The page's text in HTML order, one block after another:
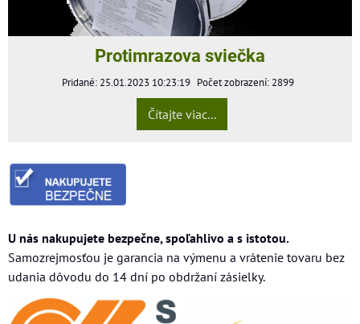
Protimrazova sviečka
Pridané: 25.01.2023 10:23:19 Počet zobrazení: 2899
Čítajte viac...
U nás nakupujete bezpečne, spoľahlivo a s istotou.
Samozrejmosťou je garancia na výmenu a vrátenie tovaru bez
udania dôvodu do 14 dní po obdržaní zásielky.